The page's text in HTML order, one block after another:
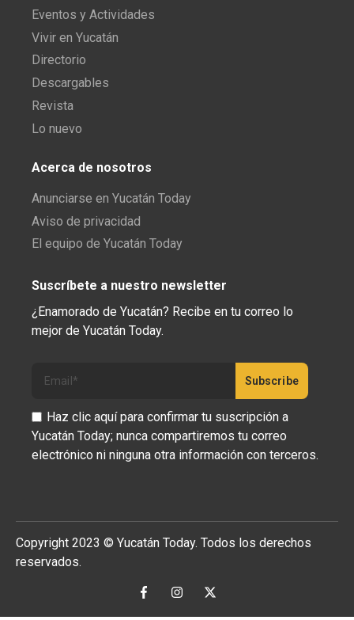
Eventos y Actividades
Vivir en Yucatán
Directorio
Descargables
Revista
Lo nuevo
Acerca de nosotros
Anunciarse en Yucatán Today
Aviso de privacidad
El equipo de Yucatán Today
Suscríbete a nuestro newsletter
¿Enamorado de Yucatán? Recibe en tu correo lo
mejor de Yucatán Today.
Haz clic aquí para confirmar tu suscripción a
Yucatán Today; nunca compartiremos tu correo
electrónico ni ninguna otra información con terceros.
Copyright 2023 © Yucatán Today. Todos los derechos
reservados.